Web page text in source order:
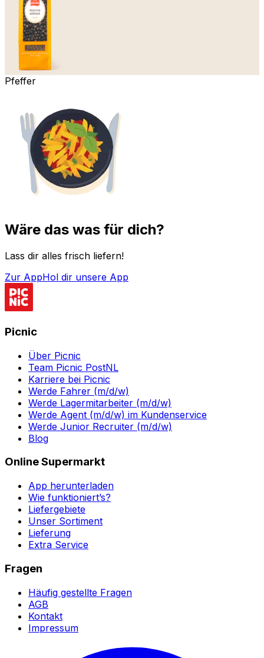
Pfeffer
Wäre das was für dich?
Lass dir alles frisch liefern!
Zur AppHol dir unsere App
Picnic
Über Picnic
Team Picnic PostNL
Karriere bei Picnic
Werde Fahrer (m/d/w)
Werde Lagermitarbeiter (m/d/w)
Werde Agent (m/d/w) im Kundenservice
Werde Junior Recruiter (m/d/w)
Blog
Online Supermarkt
App herunterladen
Wie funktioniert’s?
Liefergebiete
Unser Sortiment
Lieferung
Extra Service
Fragen
Häufig gestellte Fragen
AGB
Kontakt
Impressum